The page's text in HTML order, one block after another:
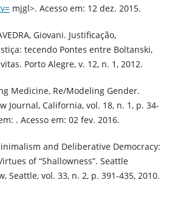
mjgl>. Acesso em: 12 dez. 2015.
Giovani. Justificação,
tecendo Pontes entre Boltanski,
Porto Alegre, v. 12, n. 1, 2012.
Medicine, Re/Modeling Gender.
Journal, California, vol. 18, n. 1, p. 34-
. Acesso em: 02 fev. 2016.
and Deliberative Democracy:
of “Shallowness”. Seattle
Seattle, vol. 33, n. 2, p. 391-435, 2010.